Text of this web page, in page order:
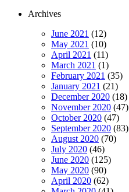
Archives
June 2021 (12)
May 2021 (10)
April 2021 (11)
March 2021 (1)
February 2021 (35)
January 2021 (21)
December 2020 (18)
November 2020 (47)
October 2020 (47)
September 2020 (83)
August 2020 (70)
July 2020 (46)
June 2020 (125)
May 2020 (90)
April 2020 (62)